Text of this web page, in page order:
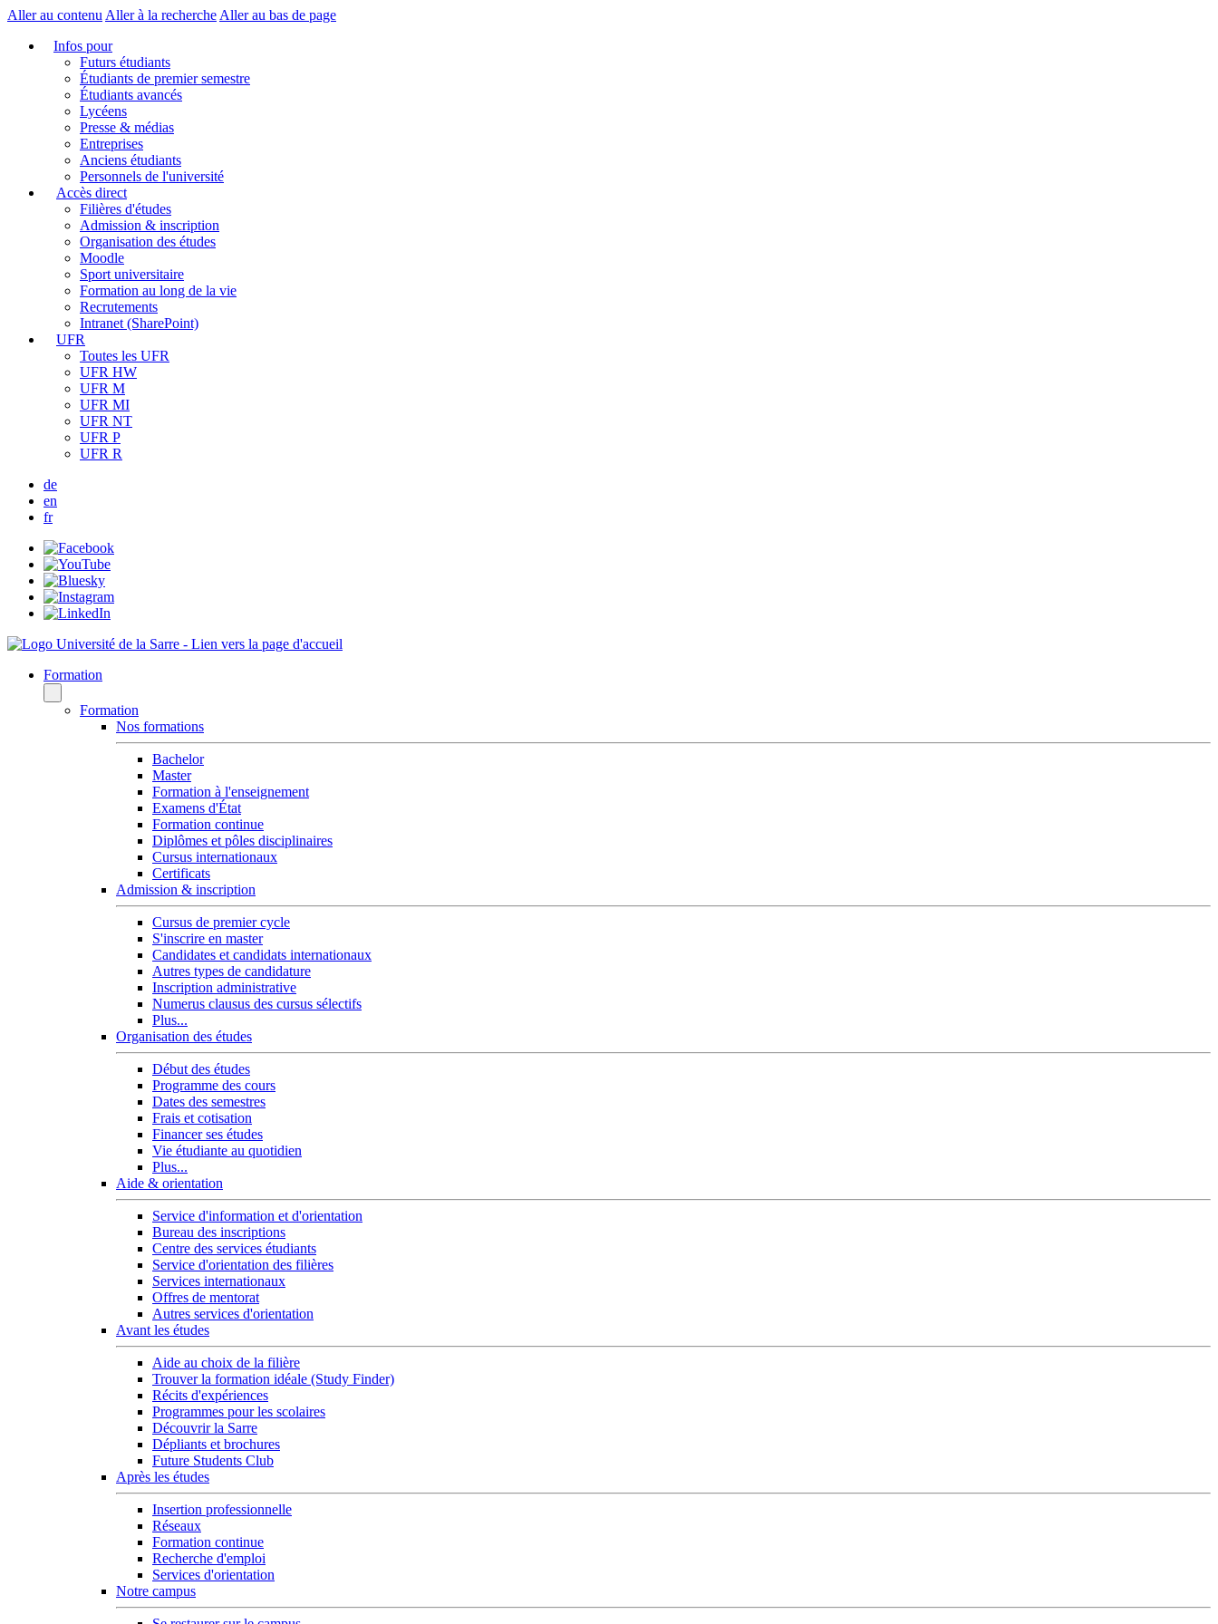
Aller au contenu Aller à la recherche Aller au bas de page
Infos pour
Futurs étudiants
Étudiants de premier semestre
Étudiants avancés
Lycéens
Presse & médias
Entreprises
Anciens étudiants
Personnels de l'université
Accès direct
Filières d'études
Admission & inscription
Organisation des études
Moodle
Sport universitaire
Formation au long de la vie
Recrutements
Intranet (SharePoint)
UFR
Toutes les UFR
UFR HW
UFR M
UFR MI
UFR NT
UFR P
UFR R
de
en
fr
Formation
Formation
Nos formations
Bachelor
Master
Formation à l'enseignement
Examens d'État
Formation continue
Diplômes et pôles disciplinaires
Cursus internationaux
Certificats
Admission & inscription
Cursus de premier cycle
S'inscrire en master
Candidates et candidats internationaux
Autres types de candidature
Inscription administrative
Numerus clausus des cursus sélectifs
Plus...
Organisation des études
Début des études
Programme des cours
Dates des semestres
Frais et cotisation
Financer ses études
Vie étudiante au quotidien
Plus...
Aide & orientation
Service d'information et d'orientation
Bureau des inscriptions
Centre des services étudiants
Service d'orientation des filières
Services internationaux
Offres de mentorat
Autres services d'orientation
Avant les études
Aide au choix de la filière
Trouver la formation idéale (Study Finder)
Récits d'expériences
Programmes pour les scolaires
Découvrir la Sarre
Dépliants et brochures
Future Students Club
Après les études
Insertion professionnelle
Réseaux
Formation continue
Recherche d'emploi
Services d'orientation
Notre campus